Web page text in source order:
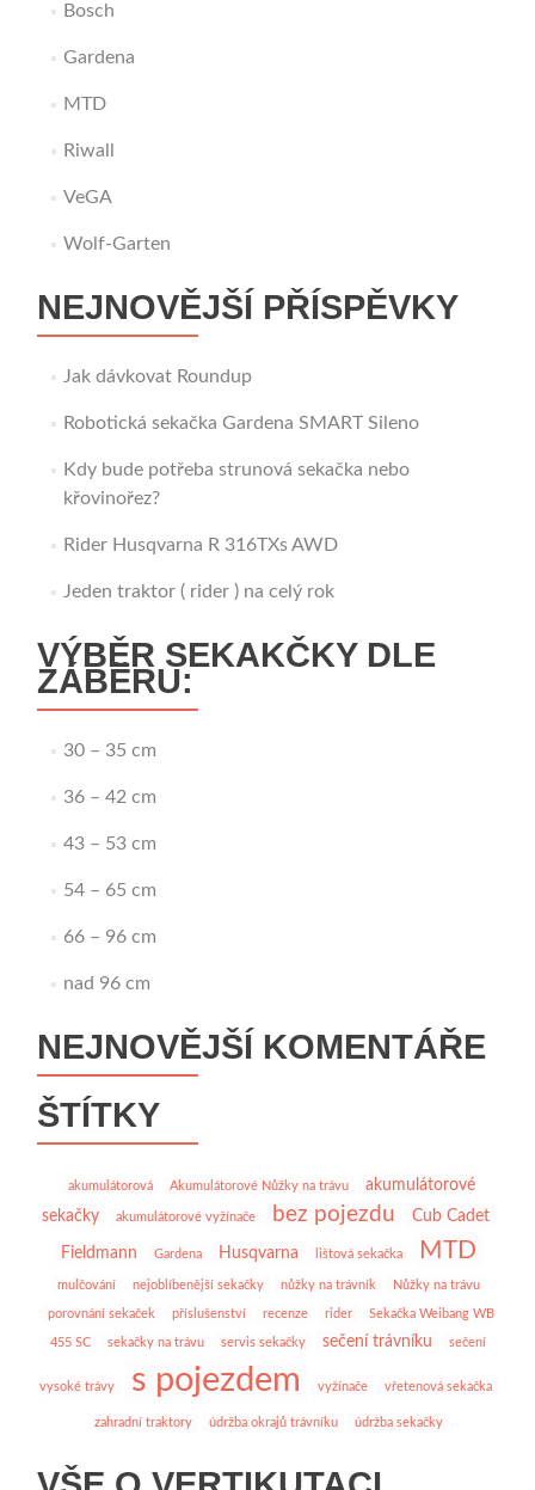
Bosch
Gardena
MTD
Riwall
VeGA
Wolf-Garten
NEJNOVĚJŠÍ PŘÍSPĚVKY
Jak dávkovat Roundup
Robotická sekačka Gardena SMART Sileno
Kdy bude potřeba strunová sekačka nebo
křovinořez?
Rider Husqvarna R 316TXs AWD
Jeden traktor ( rider ) na celý rok
VÝBĚR SEKAKČKY DLE
ZÁBĚRU:
30 – 35 cm
36 – 42 cm
43 – 53 cm
54 – 65 cm
66 – 96 cm
nad 96 cm
NEJNOVĚJŠÍ KOMENTÁŘE
ŠTÍTKY
akumulátorová Akumulátorové Nůžky na trávu
akumulátorové
sekačky
akumulátorové vyžínače bez pojezdu Cub Cadet
Fieldmann Gardena Husqvarna lištová sekačka MTD
mulčování nejoblíbenější sekačky nůžky na trávník Nůžky na trávu
porovnání sekaček příslušenství recenze rider Sekačka Weibang WB
455 SC sekačky na trávu servis sekačky sečení trávníku sečení
vysoké trávy s pojezdem vyžínače vřetenová sekačka
zahradní traktory údržba okrajů trávníku údržba sekačky